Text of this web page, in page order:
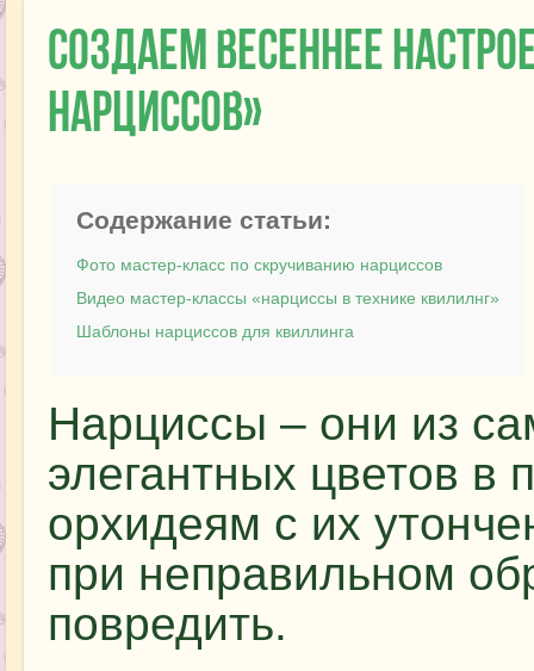
Создаем весеннее
нарциссов»
Содержание статьи:
Фото мастер-класс по скручиванию нарциссов
Видео мастер-классы «нарциссы в технике квилилнг»
Шаблоны нарциссов для квиллинга
Нарциссы – они из
элегантных цветов в
орхидеям с их
при неправильном
повредить.